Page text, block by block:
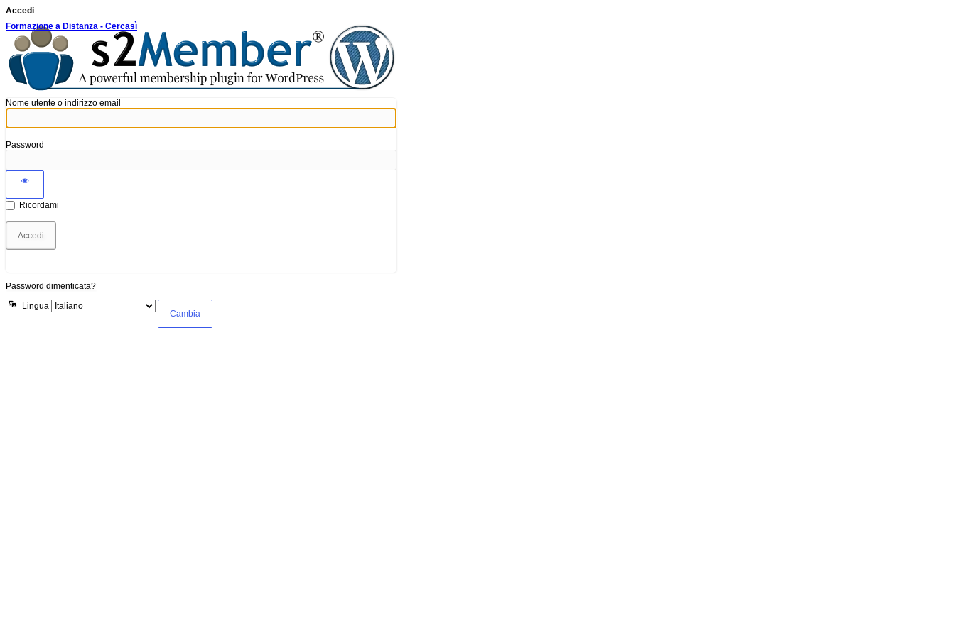
Accedi
Formazione a Distanza - Cercasì
Nome utente o indirizzo email
Password
Ricordami
Password dimenticata?
Lingua